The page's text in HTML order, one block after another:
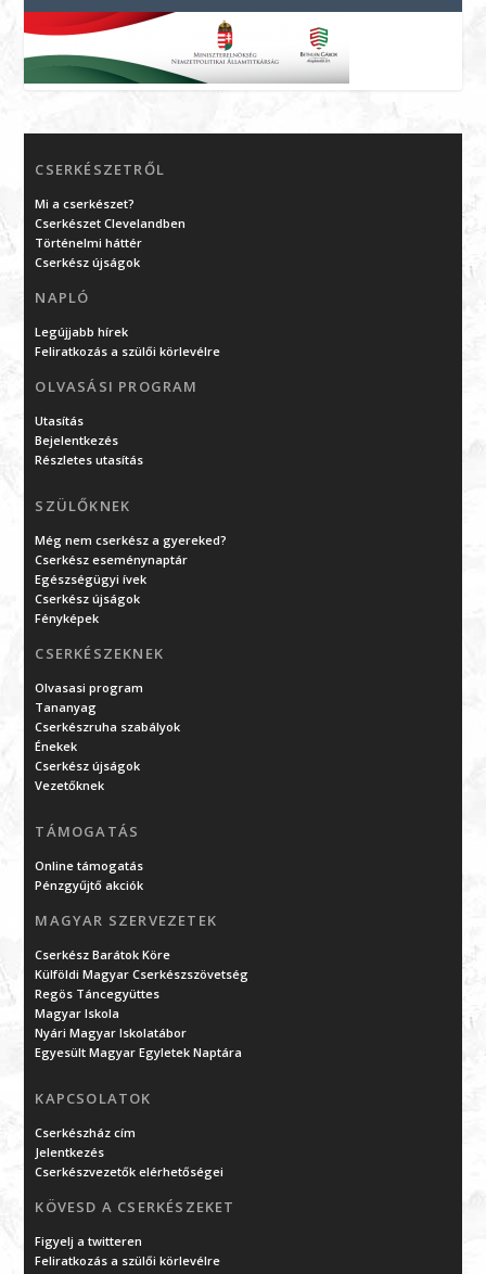
CSERKÉSZETRŐL
Mi a cserkészet?
Cserkészet Clevelandben
Történelmi háttér
Cserkész újságok
NAPLÓ
Legújjabb hírek
Feliratkozás a szülői körlevélre
OLVASÁSI PROGRAM
Utasítás
Bejelentkezés
Részletes utasítás
SZÜLŐKNEK
Még nem cserkész a gyereked?
Cserkész eseménynaptár
Egészségügyi ívek
Cserkész újságok
Fényképek
CSERKÉSZEKNEK
Olvasasi program
Tananyag
Cserkészruha szabályok
Énekek
Cserkész újságok
Vezetőknek
TÁMOGATÁS
Online támogatás
Pénzgyűjtő akciók
MAGYAR SZERVEZETEK
Cserkész Barátok Köre
Külföldi Magyar Cserkészszövetség
Regös Táncegyüttes
Magyar Iskola
Nyári Magyar Iskolatábor
Egyesült Magyar Egyletek Naptára
KAPCSOLATOK
Cserkészház cím
Jelentkezés
Cserkészvezetők elérhetőségei
KÖVESD A CSERKÉSZEKET
Figyelj a twitteren
Feliratkozás a szülői körlevélre